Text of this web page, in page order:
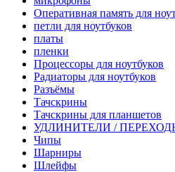
Оперативная память для
петли для ноутбуков
платы
пленки
Процессоры для ноутбуков
Радиаторы для ноутбуков
Разъёмы
Тачскрины
Тачскрины для планшетов
УДЛИНИТЕЛИ /
Чипы
Шарниры
Шлейфы